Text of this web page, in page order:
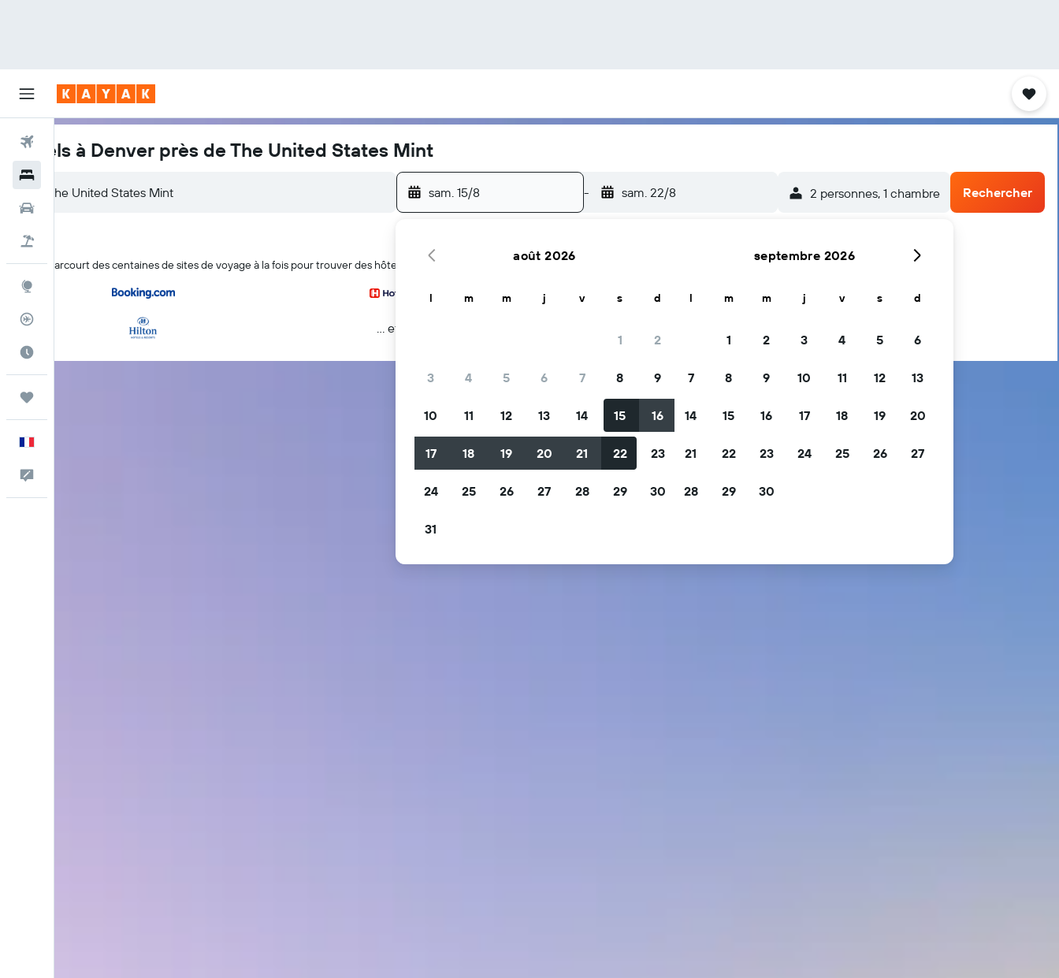
Vols
Hôtels à Denver près de The United States Mint
sam. 15/8 - sam. 22/8 2 personnes, 1 chambre Rechercher
KAYAK parcourt des centaines de sites de voyage à la fois pour trouver des hôtels près de l'attraction The United States Mint à Denver
… et plus
août 2026
l m m j v s d
1 2
3 4 5 6 7 8 9
10 11 12 13 14 15 16
17 18 19 20 21 22 23
24 25 26 27 28 29 30
31
septembre 2026
l m m j v s d
1 2 3 4 5 6
7 8 9 10 11 12 13
14 15 16 17 18 19 20
21 22 23 24 25 26 27
28 29 30